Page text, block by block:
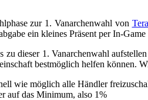
zur 1. Vanarchenwahl von Tera
ein kleines Präsent per In-Game
dieser 1. Vanarchenwahl
bestmöglich helfen können.
wie möglich alle Händler
auf das Minimum, also 1%